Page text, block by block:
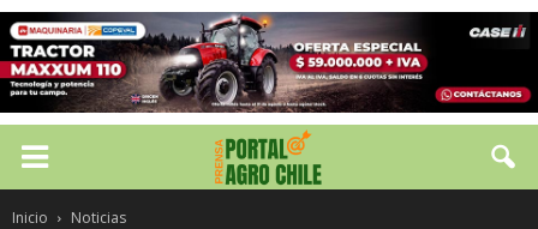
Inicio Noticias